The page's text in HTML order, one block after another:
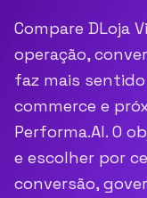
Compare DLoja
operação,
faz mais
commerce e
Performa.AI. O
e escolher por
conversão,